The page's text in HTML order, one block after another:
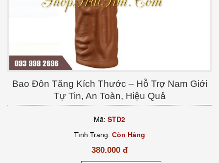
Bao Đôn Tăng Kích Thước – Hỗ Trợ Nam Giới
Tự Tin, An Toàn, Hiệu Quả
Mã: STD2
Tình Trạng: Còn Hàng
380.000 đ